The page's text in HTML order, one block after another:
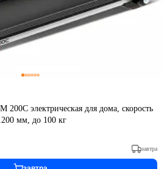
200C электрическая для дома, скорость
мм, до 100 кг
завтра